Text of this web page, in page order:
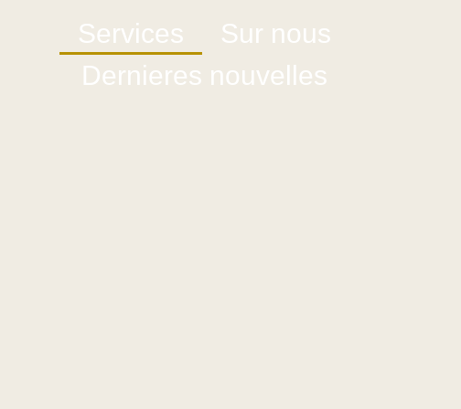
Services
Sur nous
Dernieres nouvelles